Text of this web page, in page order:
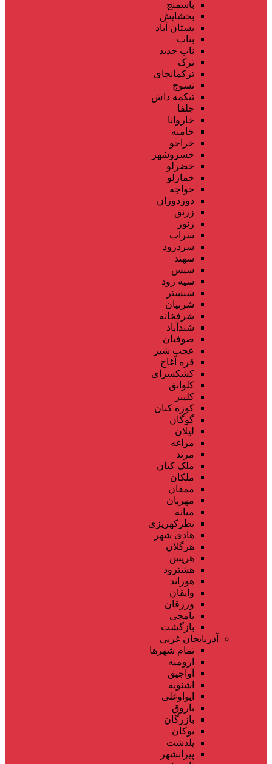
باسمنج
بخشایش
بستان آباد
بناب
ناب جدید
ترک
ترکمانچای
تسوج
تیکمه داش
جلفا
خاروانا
خامنه
خراجو
خسروشهر
خضرلو
خمارلو
خواجه
دوزدوزان
زرنق
زنوز
سراب
سردرود
سهند
سیس
سیه رود
شبستر
شربیان
شرفخانه
شندآباد
صوفیان
عجب شیر
قره آغاج
کشکسرای
کلوانق
کلیبر
کوزه کنان
گوگان
لیلان
مراغه
مرند
ملک کیان
ملکان
ممقان
مهربان
میانه
نظرکهریزی
هادی شهر
هرگلان
هریس
هشترود
هوراند
وایقان
ورزقان
یامچی
بازگشت
آذربایجان غربی
تمام شهر‌ها
ارومیه
آواجیق
اشنویه
ایواوغلی
باروق
بازرگان
بوکان
پلدشت
پیرانشهر